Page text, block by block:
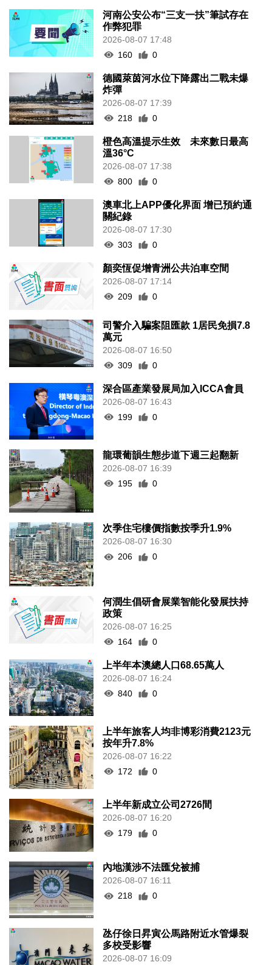
河南公安公布“三支一扶”筆試存在
作弊犯罪
2026-08-07 17:48
160
0
德國萊茵河水位下降露出二戰未爆
炸彈
2026-08-07 17:39
218
0
橙色高溫提示生效 未來數日最高
溫36°C
2026-08-07 17:38
800
0
澳車北上APP優化界面 增已預約通
關紀錄
2026-08-07 17:30
303
0
顏奕恆促增青洲公共泊車空間
2026-08-07 17:14
209
0
司警介入騙案阻匯款 1居民免損7.8
萬元
2026-08-07 16:50
309
0
深合區產業發展局加入ICCA會員
2026-08-07 16:43
199
0
龍環葡韻生態步道下週三起翻新
2026-08-07 16:39
195
0
次季住宅樓價指數按季升1.9%
2026-08-07 16:30
206
0
何潤生倡研會展業智能化發展扶持
政策
2026-08-07 16:25
164
0
上半年本澳總人口68.65萬人
2026-08-07 16:24
840
0
上半年旅客人均非博彩消費2123元
按年升7.8%
2026-08-07 16:22
172
0
上半年新成立公司2726間
2026-08-07 16:20
179
0
內地漢涉不法匯兌被捕
2026-08-07 16:11
218
0
氹仔徐日昇寅公馬路附近水管爆裂
多校受影響
2026-08-07 16:09